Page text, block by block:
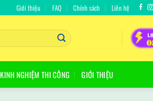
Giới thiệu FAQ Chính sách Liên hệ
KINH NGHIỆM THI CÔNG GIỚI THIỆU